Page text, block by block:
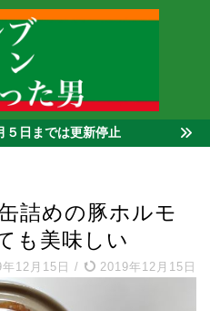
５日までは更新停止
詰めの豚ホルモ
も美味しい
12月15日 / 2019年12月15日